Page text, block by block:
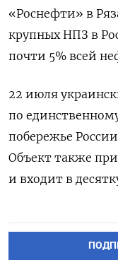
«Роснефти» в
крупных НПЗ в
почти 5% всей
22 июля
по
побережье
Объект также
и входит в